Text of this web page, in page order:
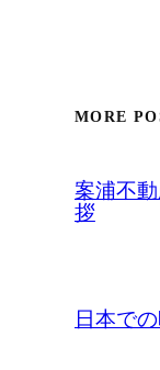
MORE
案浦不
拶
日本での